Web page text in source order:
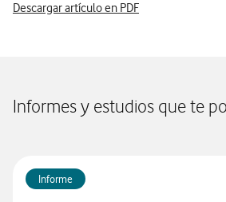
Descargar artículo en PDF
Informes y estudios que te
Informe